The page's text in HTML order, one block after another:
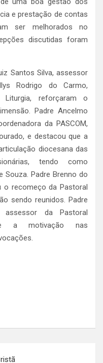
e prestação de contas
ser melhorados no
discutidas foram
Santos Silva, assessor
Rodrigo do Carmo,
reforçaram o
Padre Ancelmo
da PASCOM,
e destacou que a
diocesana das
tendo como
Souza. Padre Brenno do
o recomeço da Pastoral
sendo reunidos. Padre
assessor da Pastoral
a motivação nas